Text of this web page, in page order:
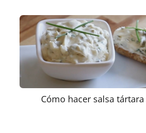
Cómo hacer salsa tártara